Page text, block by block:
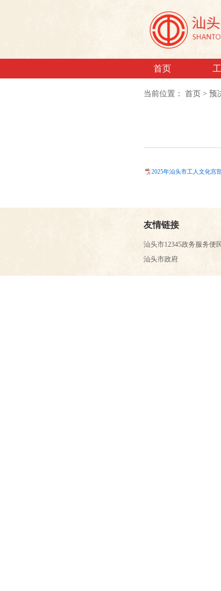
首页
当前位置： 首页 > 预
2025年汕头市工人文化宫
友情链接
汕头市12345政务服务便
汕头市政府